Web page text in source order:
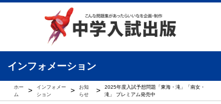
インフォメーション
ホー
ム
>
インフォメー
ション
>
お知
らせ
>
2025年度入試予想問題「東海・滝」「南女・
滝」 プレミアム発売中